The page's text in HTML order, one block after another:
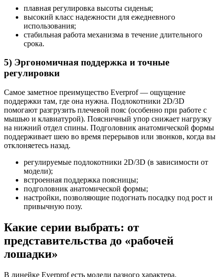
плавная регулировка высоты сиденья;
высокий класс надежности для ежедневного
использования;
стабильная работа механизма в течение длительного
срока.
5) Эргономичная поддержка и точные
регулировки
Самое заметное преимущество Everprof — ощущение
поддержки там, где она нужна. Подлокотники 2D/3D
помогают разгрузить плечевой пояс (особенно при работе с
мышью и клавиатурой). Поясничный упор снижает нагрузку
на нижний отдел спины. Подголовник анатомической формы
поддерживает шею во время перерывов или звонков, когда вы
отклоняетесь назад.
регулируемые подлокотники 2D/3D (в зависимости от
модели);
встроенная поддержка поясницы;
подголовник анатомической формы;
настройки, позволяющие подогнать посадку под рост и
привычную позу.
Какие серии выбрать: от
представительства до «рабочей
лошадки»
В линейке Everprof есть модели разного характера.